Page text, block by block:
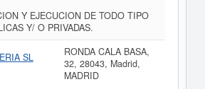
Y EJECUCION DE TODO TIPO
Y/ O PRIVADAS.
SL
RONDA CALA BASA,
32, 28043, Madrid,
MADRID